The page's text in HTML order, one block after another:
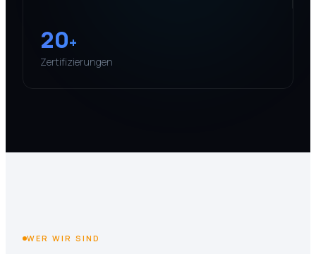
20+
Zertifizierungen
WER WIR SIND